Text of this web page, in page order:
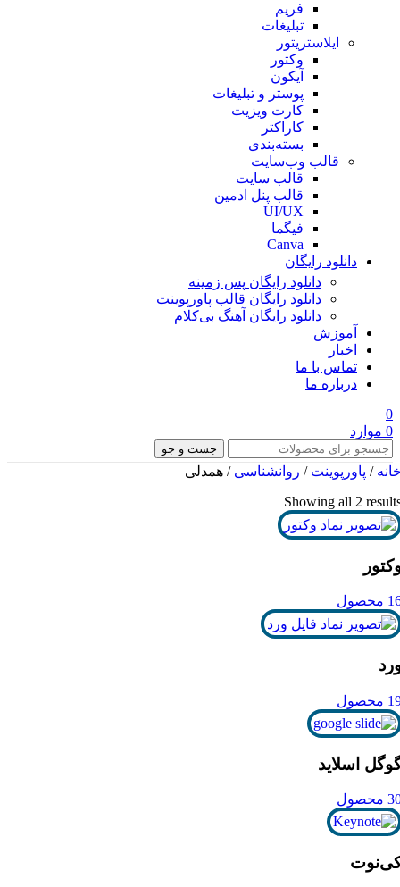
فریم
تبلیغات
ایلاستریتور
وکتور
آیکون
پوستر و تبلیغات
کارت ویزیت
کاراکتر
بسته‌بندی
قالب وب‌سایت
قالب‌ سایت
قالب پنل ادمین
UI/UX
فیگما
Canva
دانلود رایگان
دانلود رایگان پس زمینه
دانلود رایگان قالب‌ پاورپوینت
دانلود رایگان آهنگ بی‌کلام
آموزش
اخبار
تماس با ما
درباره ما
0
0 موارد
جست و جو
/ پاورپوینت/ روانشناسی/ همدلی
Showing all 2
محصول
محصول
اسلاید
محصول